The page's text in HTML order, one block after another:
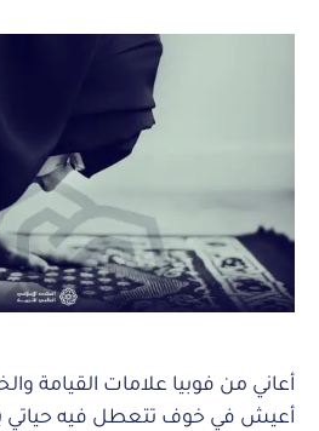
أعاني من فوبيا علامات القيامة
أعيش في خوف تتعطل فيه حياتي